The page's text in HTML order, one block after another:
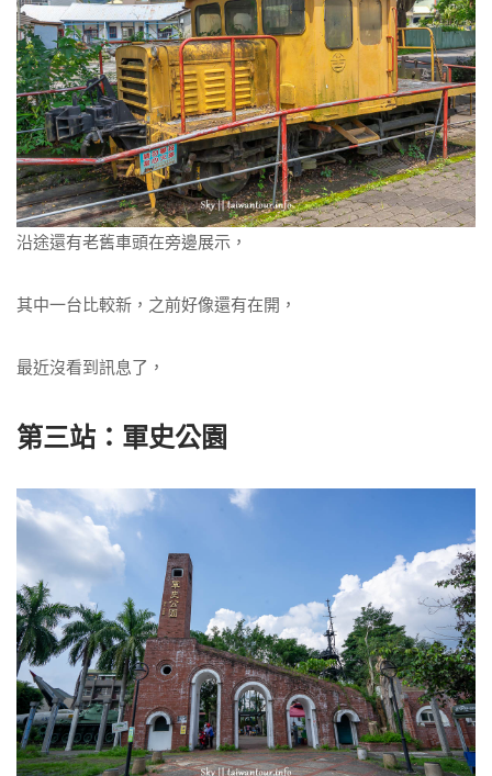
沿途還有老舊車頭在旁邊展示，
其中一台比較新，之前好像還有在開，
最近沒看到訊息了，
第三站：軍史公園